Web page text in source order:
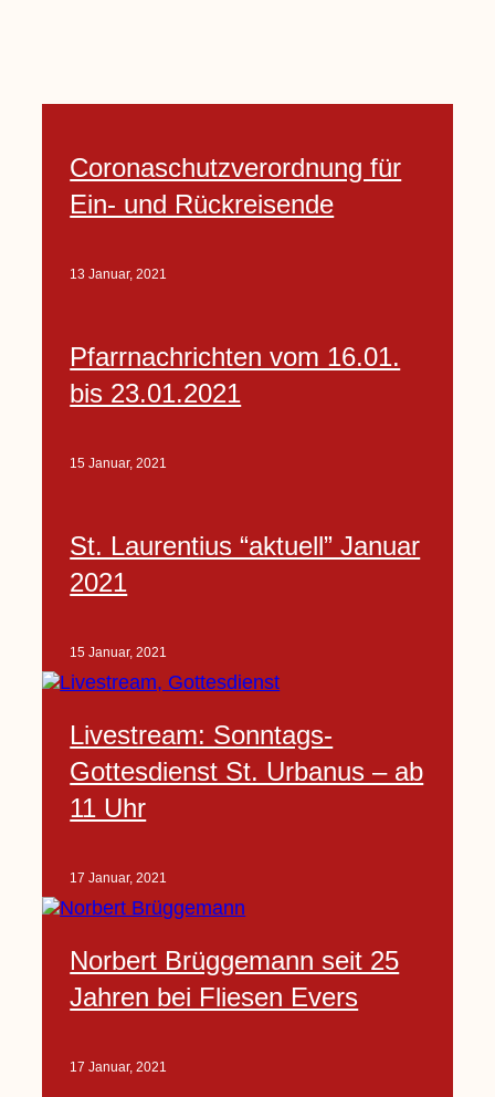
Coronaschutzverordnung für
Ein- und Rückreisende
13 Januar, 2021
Pfarrnachrichten vom 16.01.
bis 23.01.2021
15 Januar, 2021
St. Laurentius “aktuell” Januar
2021
15 Januar, 2021
Livestream: Sonntags-
Gottesdienst St. Urbanus – ab
11 Uhr
17 Januar, 2021
Norbert Brüggemann seit 25
Jahren bei Fliesen Evers
17 Januar, 2021